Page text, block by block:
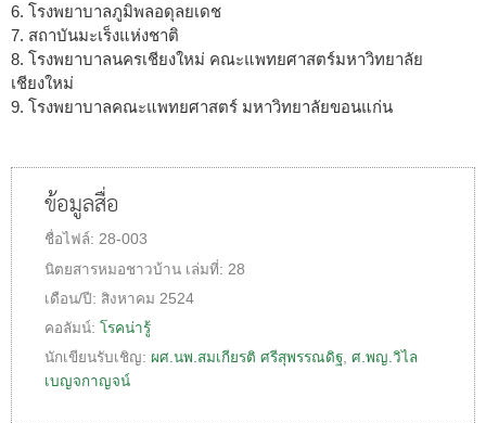
6. โรงพยาบาลภูมิพลอดุลยเดช
7. สถาบันมะเร็งแห่งชาติ
8. โรงพยาบาลนครเชียงใหม่ คณะแพทยศาสตร์มหาวิทยาลัย
เชียงใหม่
9. โรงพยาบาลคณะแพทยศาสตร์ มหาวิทยาลัยขอนแก่น
ข้อมูลสื่อ
ชื่อไฟล์: 28-003
นิตยสารหมอชาวบ้าน เล่มที่: 28
เดือน/ปี: สิงหาคม 2524
คอลัมน์: โรคน่ารู้
นักเขียนรับเชิญ: ผศ.นพ.สมเกียรติ ศรีสุพรรณดิฐ ศ.พญ.วิไล
เบญจกาญจน์